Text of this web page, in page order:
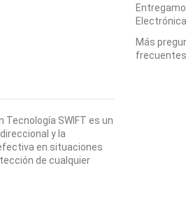
Tecnología SWIFT es un
y la
en situaciones
de cualquier
Electrónica
Más
frecuentes